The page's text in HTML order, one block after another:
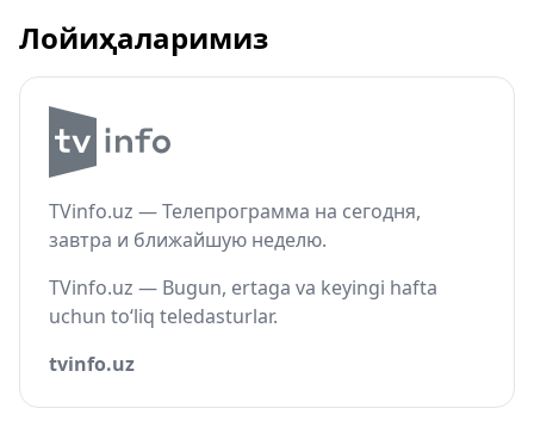
Лойиҳаларимиз
TVinfo.uz — Телепрограмма на сегодня,
завтра и ближайшую неделю.
TVinfo.uz — Bugun, ertaga va keyingi hafta
uchun to‘liq teledasturlar.
tvinfo.uz